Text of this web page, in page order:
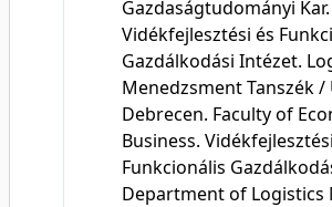
Gazdaságtudományi Kar.
Vidékfejlesztési és
Gazdálkodási Intézet.
Menedzsment Tanszék
Debrecen. Faculty of
Business.
Funkcionális
Department of Logistics